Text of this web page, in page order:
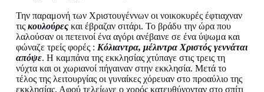
Την παραμονή των Χριστουγέννων οι νοικοκυρές έφτιαχναν
τις κουλούρεςκαι έβραζαν σιτάρι. Το βράδυ την ώρα που
λαλούσαν οι πετεινοί ένα αγόρι ανέβαινε σε ένα ύψωμα και
φώναζε τρείς φορές : Κόλιαντρα, μέλιντρα Χριστός γεννάται
απόψε. Η καμπάνα της εκκλησίας χτύπαγε στις τρεις τη
νύχτα και οι χωριανοί πήγαιναν στην εκκλησία. Μετά το
τέλος της λειτουργίας οι γυναίκες χόρευαν στο προαύλιο της
εκκλησίας. Αφού τελείωνε ο χορός κατευθύνονταν στο σπίτι